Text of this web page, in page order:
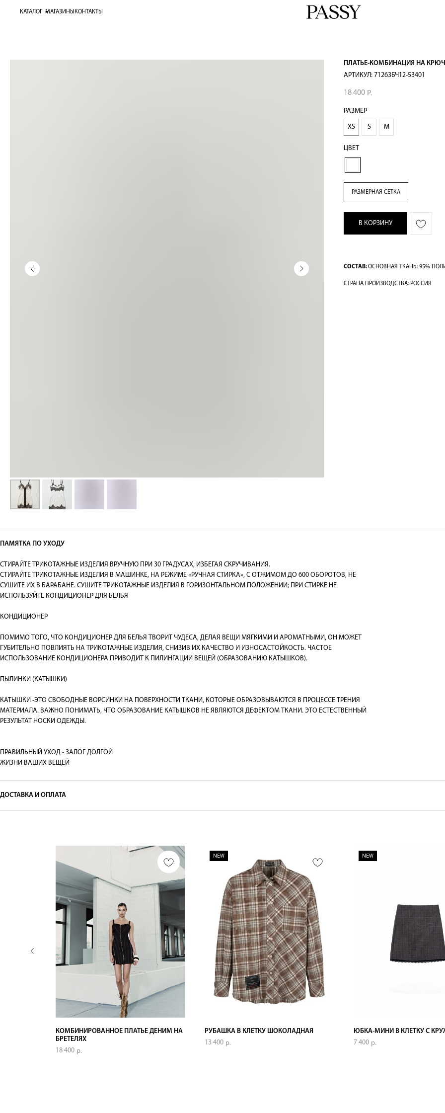
КАТАЛОГ МАГАЗИНЫ КОНТАКТЫ
ПЛАТЬЕ-КОМБИНАЦИЯ НА
АРТИКУЛ: 71263БЧ12-53401
18 400 Р.
РАЗМЕР
XS S M
ЦВЕТ
РАЗМЕРНАЯ СЕТКА
В КОРЗИНУ
СОСТАВ:ОСНОВНАЯ ТКАНЬ: 95%
СТРАНА ПРОИЗВОДСТВА: РОССИЯ
ПАМЯТКА ПО УХОДУ
СТИРАЙТЕ ТРИКОТАЖНЫЕ ИЗДЕЛИЯ ВРУЧНУЮ ПРИ 30 ГРАДУСАХ, ИЗБЕГАЯ СКРУЧИВАНИЯ.
СТИРАЙТЕ ТРИКОТАЖНЫЕ ИЗДЕЛИЯ В МАШИНКЕ, НА РЕЖИМЕ «РУЧНАЯ СТИРКА», С ОТЖИМОМ ДО 600 ОБОРОТОВ, НЕ
СУШИТЕ ИХ В БАРАБАНЕ. СУШИТЕ ТРИКОТАЖНЫЕ ИЗДЕЛИЯ В ГОРИЗОНТАЛЬНОМ ПОЛОЖЕНИИ; ПРИ СТИРКЕ НЕ
ИСПОЛЬЗУЙТЕ КОНДИЦИОНЕР ДЛЯ БЕЛЬЯ
КОНДИЦИОНЕР
ПОМИМО ТОГО, ЧТО КОНДИЦИОНЕР ДЛЯ БЕЛЬЯ ТВОРИТ ЧУДЕСА, ДЕЛАЯ ВЕЩИ МЯГКИМИ И АРОМАТНЫМИ, ОН МОЖЕТ
ГУБИТЕЛЬНО ПОВЛИЯТЬ НА ТРИКОТАЖНЫЕ ИЗДЕЛИЯ, СНИЗИВ ИХ КАЧЕСТВО И ИЗНОСАСТОЙКОСТЬ. ЧАСТОЕ
ИСПОЛЬЗОВАНИЕ КОНДИЦИОНЕРА ПРИВОДИТ К ПИЛИНГАЦИИ ВЕЩЕЙ (ОБРАЗОВАНИЮ КАТЫШКОВ).
ПЫЛИНКИ (КАТЫШКИ)
КАТЫШКИ -ЭТО СВОБОДНЫЕ ВОРСИНКИ НА ПОВЕРХНОСТИ ТКАНИ, КОТОРЫЕ ОБРАЗОВЫВАЮТСЯ В ПРОЦЕССЕ ТРЕНИЯ
МАТЕРИАЛА. ВАЖНО ПОНИМАТЬ, ЧТО ОБРАЗОВАНИЕ КАТЫШКОВ НЕ ЯВЛЯЮТСЯ ДЕФЕКТОМ ТКАНИ. ЭТО ЕСТЕСТВЕННЫЙ
РЕЗУЛЬТАТ НОСКИ ОДЕЖДЫ.
ПРАВИЛЬНЫЙ УХОД - 3АЛОГ ДОЛГОЙ
ЖИЗНИ ВАШИХ ВЕЩЕЙ
ДОСТАВКА И ОПЛАТА
КОМБИНИРОВАННОЕ ПЛАТЬЕ ДЕНИМ НА
БРЕТЕЛЯХ
18 400 р.
NEW
РУБАШКА В КЛЕТКУ ШОКОЛАДНАЯ
13 400 р.
NEW
ЮБКА-МИНИ В КЛЕТКУ С
7 400 р.